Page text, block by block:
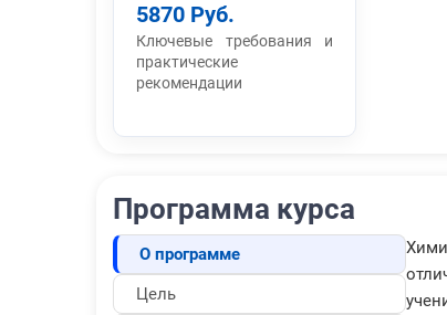
5870 Руб.
Ключевые требования и
практические
рекомендации
Программа курса
О программе
Цель